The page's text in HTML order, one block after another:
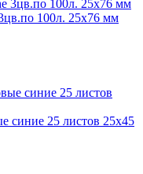
100л. 25х76 мм
синие 25 листов 25х45